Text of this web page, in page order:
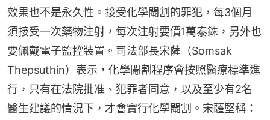
效果也不是永久性。接受化學閹割的罪犯，每3個月
須接受一次藥物注射，每次注射要價1萬泰銖，另外也
要佩戴電子監控裝置。司法部長宋薩（Somsak
Thepsuthin）表示，化學閹割程序會按照醫療標準進
行，只有在法院批准、犯罪者同意，以及至少有2名
醫生建議的情況下，才會實行化學閹割。宋薩堅稱：